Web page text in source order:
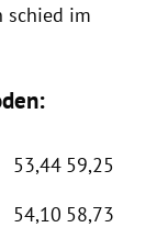
schied im
53,44 59,25
54,10 58,73